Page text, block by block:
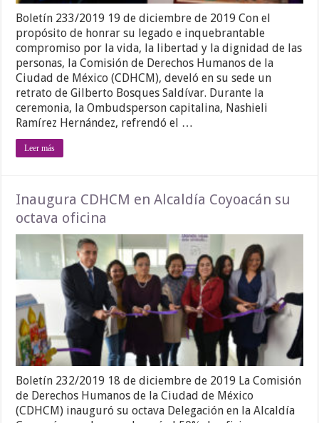
Boletín 233/2019 19 de diciembre de 2019 Con el
propósito de honrar su legado e inquebrantable
compromiso por la vida, la libertad y la dignidad de las
personas, la Comisión de Derechos Humanos de la
Ciudad de México (CDHCM), develó en su sede un
retrato de Gilberto Bosques Saldívar. Durante la
ceremonia, la Ombudsperson capitalina, Nashieli
Ramírez Hernández, refrendó el …
Leer más
Inaugura CDHCM en Alcaldía Coyoacán su
octava oficina
Boletín 232/2019 18 de diciembre de 2019 La Comisión
de Derechos Humanos de la Ciudad de México
(CDHCM) inauguró su octava Delegación en la Alcaldía